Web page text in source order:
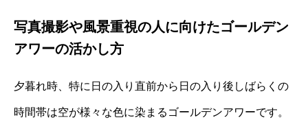
写真撮影や風景重視の人に向けたゴールデン
アワーの活かし方
夕暮れ時、特に日の入り直前から日の入り後しばらくの
時間帯は空が様々な色に染まるゴールデンアワーです。